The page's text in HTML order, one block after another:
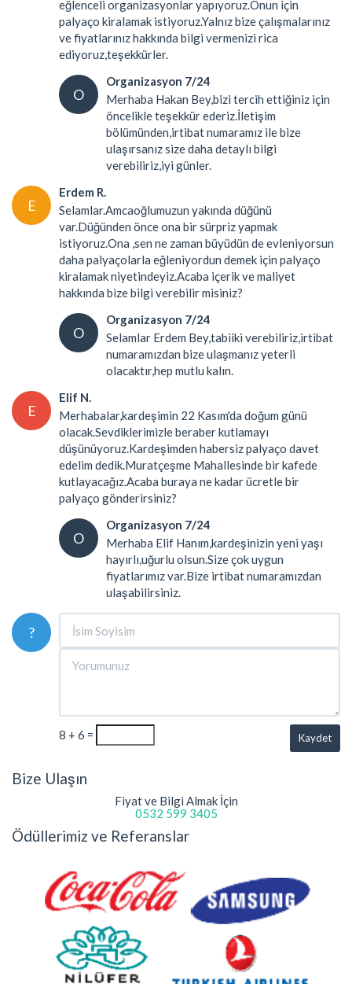
eğlenceli organizasyonlar yapıyoruz.Onun için
palyaço kiralamak istiyoruz.Yalnız bize çalışmalarınız
ve fiyatlarınız hakkında bilgi vermenizi rica
ediyoruz,teşekkürler.
O
Organizasyon 7/24
Merhaba Hakan Bey,bizi tercih ettiğiniz için
öncelikle teşekkür ederiz.İletişim
bölümünden,irtibat numaramız ile bize
ulaşırsanız size daha detaylı bilgi
verebiliriz,iyi günler.
E
Erdem R.
Selamlar.Amcaoğlumuzun yakında düğünü
var.Düğünden önce ona bir sürpriz yapmak
istiyoruz.Ona ,sen ne zaman büyüdün de evleniyorsun
daha palyaçolarla eğleniyordun demek için palyaço
kiralamak niyetindeyiz.Acaba içerik ve maliyet
hakkında bize bilgi verebilir misiniz?
O
Organizasyon 7/24
Selamlar Erdem Bey,tabiiki verebiliriz,irtibat
numaramızdan bize ulaşmanız yeterli
olacaktır,hep mutlu kalın.
E
Elif N.
Merhabalar,kardeşimin 22 Kasım'da doğum günü
olacak.Sevdiklerimizle beraber kutlamayı
düşünüyoruz.Kardeşimden habersiz palyaço davet
edelim dedik.Muratçeşme Mahallesinde bir kafede
kutlayacağız.Acaba buraya ne kadar ücretle bir
palyaço gönderirsiniz?
O
Organizasyon 7/24
Merhaba Elif Hanım,kardeşinizin yeni yaşı
hayırlı,uğurlu olsun.Size çok uygun
fiyatlarımız var.Bize irtibat numaramızdan
ulaşabilirsiniz.
?
8 + 6 = Kaydet
Bize Ulaşın
Fiyat ve Bilgi Almak İçin
0532 599 3405
Ödüllerimiz ve Referanslar